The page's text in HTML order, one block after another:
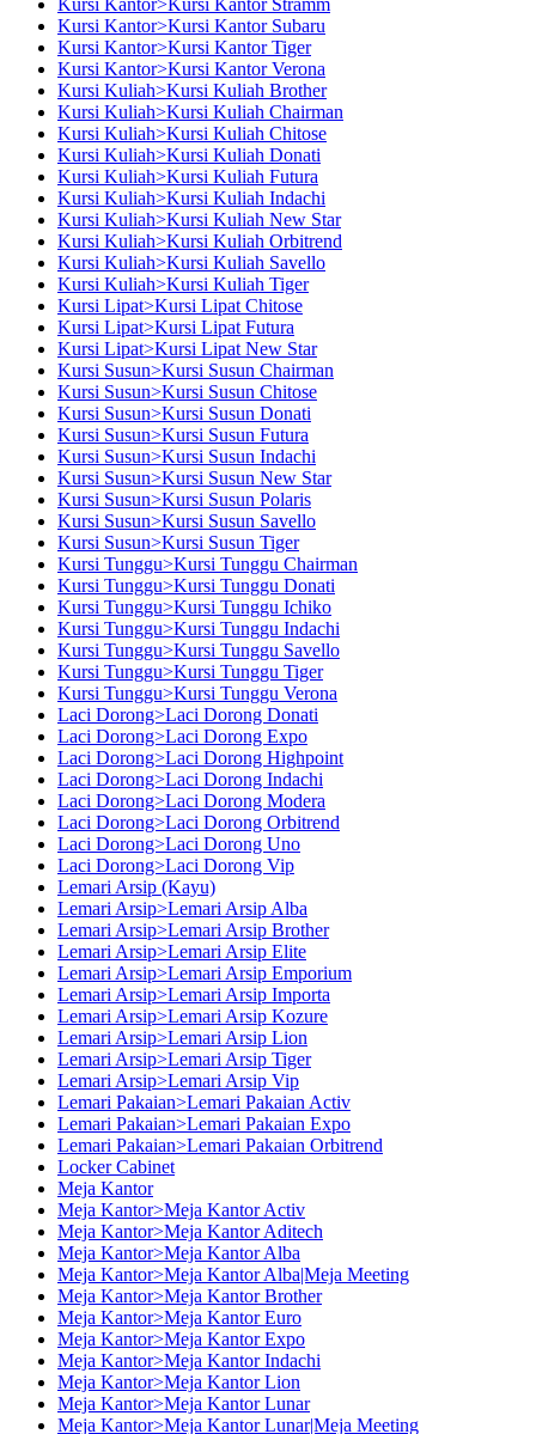
Kursi Kantor>Kursi Kantor Stramm
Kursi Kantor>Kursi Kantor Subaru
Kursi Kantor>Kursi Kantor Tiger
Kursi Kantor>Kursi Kantor Verona
Kursi Kuliah>Kursi Kuliah Brother
Kursi Kuliah>Kursi Kuliah Chairman
Kursi Kuliah>Kursi Kuliah Chitose
Kursi Kuliah>Kursi Kuliah Donati
Kursi Kuliah>Kursi Kuliah Futura
Kursi Kuliah>Kursi Kuliah Indachi
Kursi Kuliah>Kursi Kuliah New Star
Kursi Kuliah>Kursi Kuliah Orbitrend
Kursi Kuliah>Kursi Kuliah Savello
Kursi Kuliah>Kursi Kuliah Tiger
Kursi Lipat>Kursi Lipat Chitose
Kursi Lipat>Kursi Lipat Futura
Kursi Lipat>Kursi Lipat New Star
Kursi Susun>Kursi Susun Chairman
Kursi Susun>Kursi Susun Chitose
Kursi Susun>Kursi Susun Donati
Kursi Susun>Kursi Susun Futura
Kursi Susun>Kursi Susun Indachi
Kursi Susun>Kursi Susun New Star
Kursi Susun>Kursi Susun Polaris
Kursi Susun>Kursi Susun Savello
Kursi Susun>Kursi Susun Tiger
Kursi Tunggu>Kursi Tunggu Chairman
Kursi Tunggu>Kursi Tunggu Donati
Kursi Tunggu>Kursi Tunggu Ichiko
Kursi Tunggu>Kursi Tunggu Indachi
Kursi Tunggu>Kursi Tunggu Savello
Kursi Tunggu>Kursi Tunggu Tiger
Kursi Tunggu>Kursi Tunggu Verona
Laci Dorong>Laci Dorong Donati
Laci Dorong>Laci Dorong Expo
Laci Dorong>Laci Dorong Highpoint
Laci Dorong>Laci Dorong Indachi
Laci Dorong>Laci Dorong Modera
Laci Dorong>Laci Dorong Orbitrend
Laci Dorong>Laci Dorong Uno
Laci Dorong>Laci Dorong Vip
Lemari Arsip (Kayu)
Lemari Arsip>Lemari Arsip Alba
Lemari Arsip>Lemari Arsip Brother
Lemari Arsip>Lemari Arsip Elite
Lemari Arsip>Lemari Arsip Emporium
Lemari Arsip>Lemari Arsip Importa
Lemari Arsip>Lemari Arsip Kozure
Lemari Arsip>Lemari Arsip Lion
Lemari Arsip>Lemari Arsip Tiger
Lemari Arsip>Lemari Arsip Vip
Lemari Pakaian>Lemari Pakaian Activ
Lemari Pakaian>Lemari Pakaian Expo
Lemari Pakaian>Lemari Pakaian Orbitrend
Locker Cabinet
Meja Kantor
Meja Kantor>Meja Kantor Activ
Meja Kantor>Meja Kantor Aditech
Meja Kantor>Meja Kantor Alba
Meja Kantor>Meja Kantor Alba|Meja Meeting
Meja Kantor>Meja Kantor Brother
Meja Kantor>Meja Kantor Euro
Meja Kantor>Meja Kantor Expo
Meja Kantor>Meja Kantor Indachi
Meja Kantor>Meja Kantor Lion
Meja Kantor>Meja Kantor Lunar
Meja Kantor>Meja Kantor Lunar|Meja Meeting